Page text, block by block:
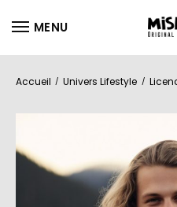
MENU
Accueil / Univers Lifestyle /